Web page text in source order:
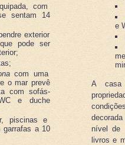
com
sentam 14
exterior
pode ser
com uma
o mar prevê
com sofás-
e duche
piscinas e
garrafas a 10
e
A casa
nível de
livros e